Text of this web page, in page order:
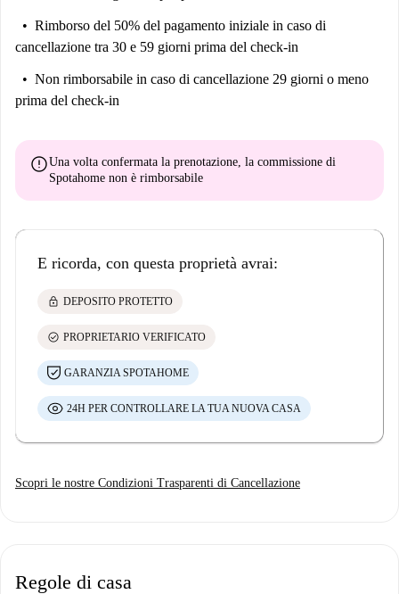
Rimborso del 50% del pagamento iniziale in caso di
cancellazione tra 30 e 59 giorni prima del check-in
Non rimborsabile in caso di cancellazione 29 giorni o meno
prima del check-in
errorUna volta confermata la prenotazione, la commissione di
Spotahome non è rimborsabile
E ricorda, con questa proprietà avrai:
lock DEPOSITO PROTETTO
check_circle PROPRIETARIO VERIFICATO
GARANZIA SPOTAHOME
24H PER CONTROLLARE LA TUA NUOVA CASA
Scopri le nostre Condizioni Trasparenti di Cancellazione
Regole di casa